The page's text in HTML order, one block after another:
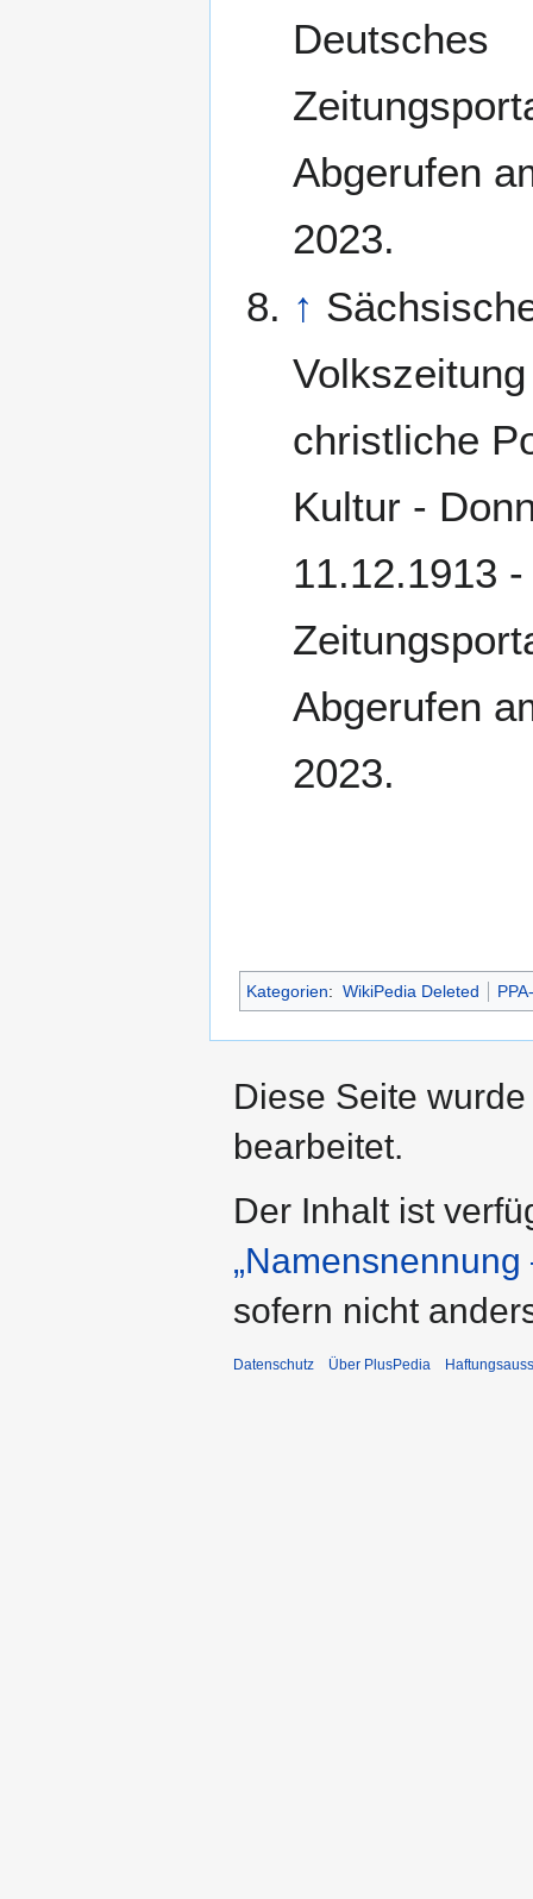
Deutsches
Abgerufen
2023.
↑
christliche
Kultur -
11.12.1913
Abgerufen
2023.
Kategorien: WikiPedia Deleted
Diese Seite
bearbeitet.
Der Inhalt ist
sofern nicht
Datenschutz Über PlusPedia